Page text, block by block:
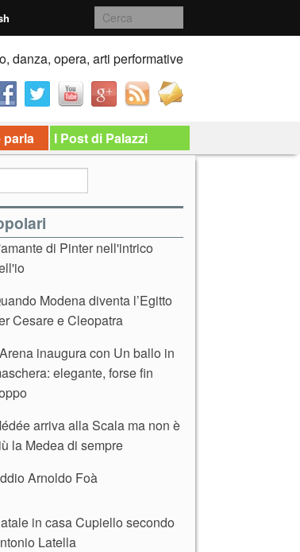
danza, opera, arti performative
parla I Post di Palazzi
di Pinter nell'intrico
Modena diventa l’Egitto
Cesare e Cleopatra
inaugura con Un ballo in
elegante, forse fin
arriva alla Scala ma non è
la Medea di sempre
Arnoldo Foà
in casa Cupiello secondo
Latella